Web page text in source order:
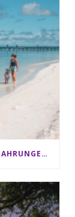
CLUB MED KANI MALEDIVEN: UNSERE ERFAHRUNGEN IM ALL-INCLUSIVE PARADIES